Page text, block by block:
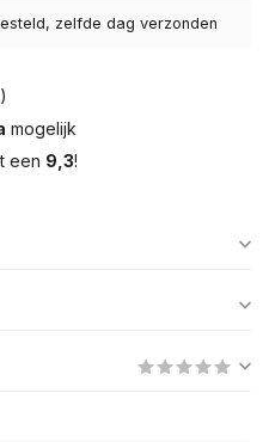
zelfde dag verzonden
mogelijk
een 9,3!